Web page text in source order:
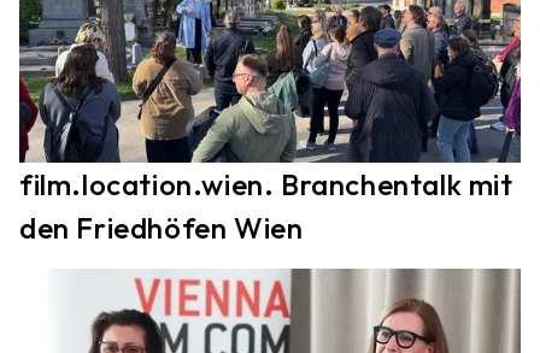
film.location.wien. Branchentalk mit
den Friedhöfen Wien